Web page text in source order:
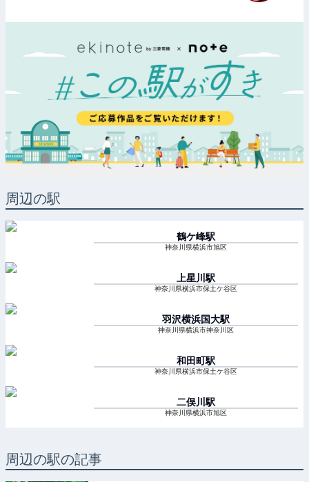
周辺の駅
鶴ケ峰駅
神奈川県横浜市旭区
上星川 駅
神奈川県横浜市保土ケ谷区
羽沢横浜国大駅
神奈川県横浜市神奈川区
和田町駅
神奈川県横浜市保土ケ谷区
二俣川 駅
神奈川県横浜市旭区
周辺の駅の記事